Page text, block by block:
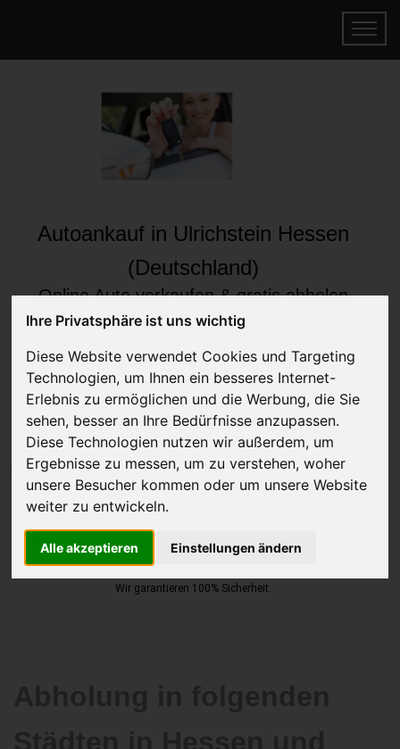
Ihre Privatsphäre ist uns wichtig
Diese Website verwendet Cookies und Targeting
Technologien, um Ihnen ein besseres Internet-
Erlebnis zu ermöglichen und die Werbung, die Sie
sehen, besser an Ihre Bedürfnisse anzupassen.
Diese Technologien nutzen wir außerdem, um
Ergebnisse zu messen, um zu verstehen, woher
unsere Besucher kommen oder um unsere Website
weiter zu entwickeln.
Alle akzeptieren Einstellungen ändern
Autoankauf in Ulrichstein Hessen
(Deutschland)
Online Auto verkaufen & gratis abholen
lassen
JETZT KOSTENLOSE BEWERTUNG
Kostenloses Angebotfür den Ankauf Ihres Autos inklusive der
Wir garantieren 100% Sicherheit.